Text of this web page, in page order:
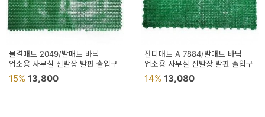
물결매트 2049/발매트 바딕
업소용 사무실 신발장 발판 출입구
15% 13,800
잔디매트 A 7884/발매트 바딕
업소용 사무실 신발장 발판 출입구
14% 13,080